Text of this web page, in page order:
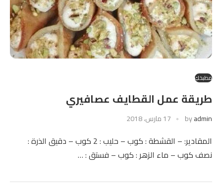
مطبخكِ
طريقة عمل القطايف عصافيري
byadmin 17 مارس، 2018
المقادير: – القشطة : كوب – حليب : 2 كوب – دقيق الذرة :
نصف كوب – ماء الزهر : كوب – فستق : …